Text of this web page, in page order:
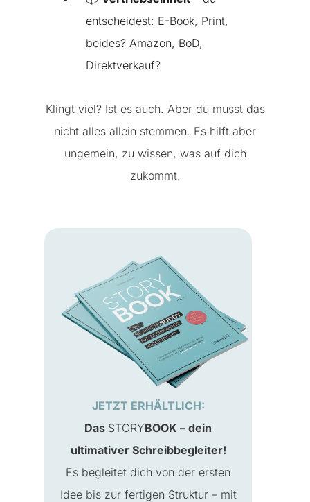
entscheidest: E-Book, Print,
beides? Amazon, BoD,
Direktverkauf?
Klingt viel? Ist es auch. Aber du musst das
nicht alles allein stemmen. Es hilft aber
ungemein, zu wissen, was auf dich
zukommt.
JETZT ERHÄLTLICH:
Das STORYBOOK – dein
ultimativer Schreibbegleiter!
Es begleitet dich von der ersten
Idee bis zur fertigen Struktur – mit